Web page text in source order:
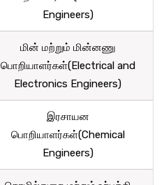
Engineers)
மின் மற்றும் மின்னணு
பொறியாளர்கள்(Electrical and
Electronics Engineers)
இரசாயன
பொறியாளர்கள்(Chemical
Engineers)